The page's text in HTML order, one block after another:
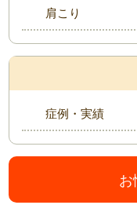
肩こり
症例・実績